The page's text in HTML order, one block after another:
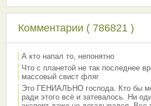
Комментарии ( 786821 )
А кто напал то, непонятно
Что с планетой не так последнее
массовый свист фляг
Это ГЕНИАЛЬНО господа. Кто бы
ради этого всё и затевалось. Ни